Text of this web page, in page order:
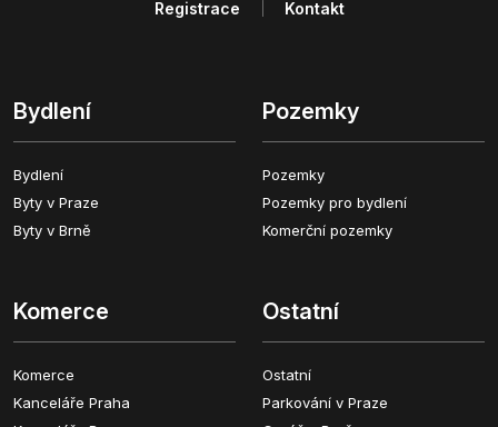
Bydlení
Bydlení
Byty v Praze
Byty v Brně
Pozemky
Pozemky
Pozemky pro bydlení
Komerční pozemky
Komerce
Komerce
Kanceláře Praha
Ostatní
Ostatní
Parkování v Praze
Registrace
Kontakt